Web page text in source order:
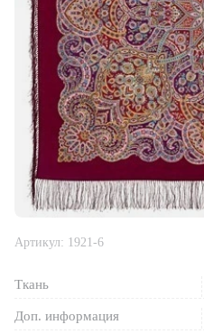
Артикул: 1921-6
Ткань
Доп. информация